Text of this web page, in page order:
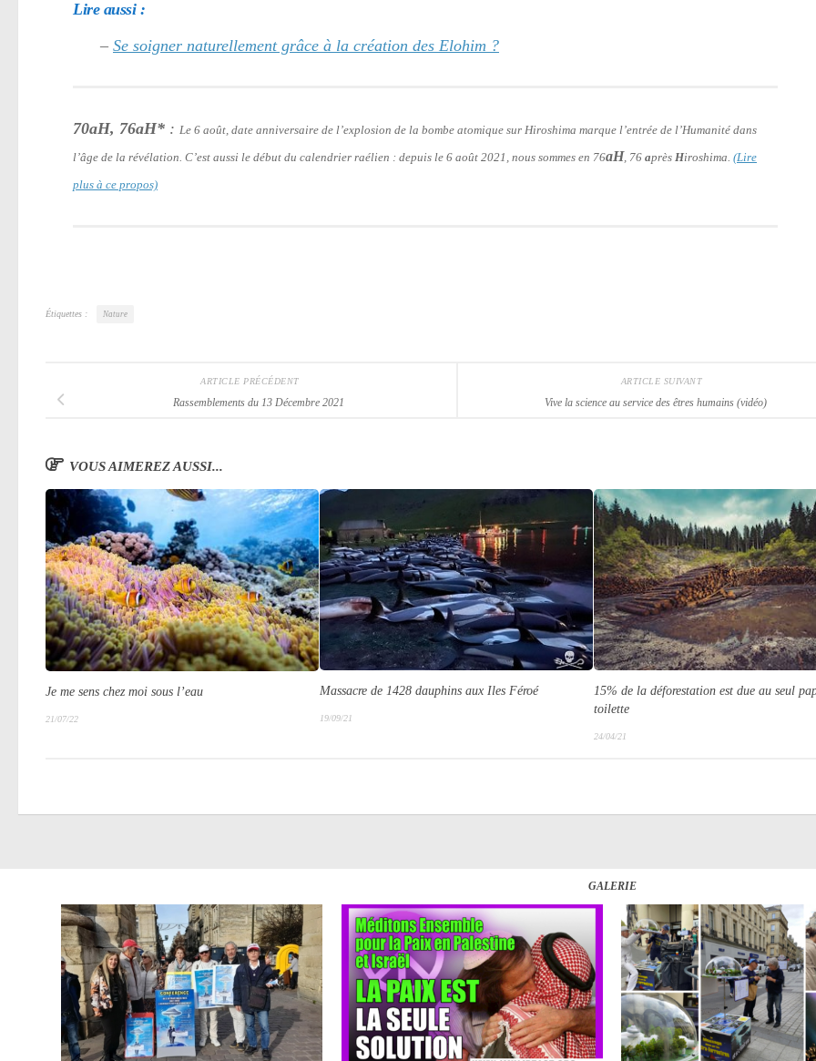
Lire aussi :
– Se soigner naturellement grâce à la création des Elohim ?
70aH, 76aH* : Le 6 août, date anniversaire de l’explosion de la bombe atomique sur Hiroshima marque l’entrée de l’Humanité dans
l’âge de la révélation. C’est aussi le début du calendrier raélien : depuis le 6 août 2021, nous sommes en 76aH, 76 après Hiroshima. (Lire
plus à ce propos)
Étiquettes : Nature
ARTICLE SUIVANT
Vive la science au service des êtres humains (vidéo)
ARTICLE PRÉCÉDENT
Rassemblements du 13 Décembre 2021
VOUS AIMEREZ AUSSI...
Je me sens chez moi sous l’eau
21/07/22
Massacre de 1428 dauphins aux Iles Féroé
19/09/21
15% de la déforestation est due au seul
toilette
24/04/21
GALERIE